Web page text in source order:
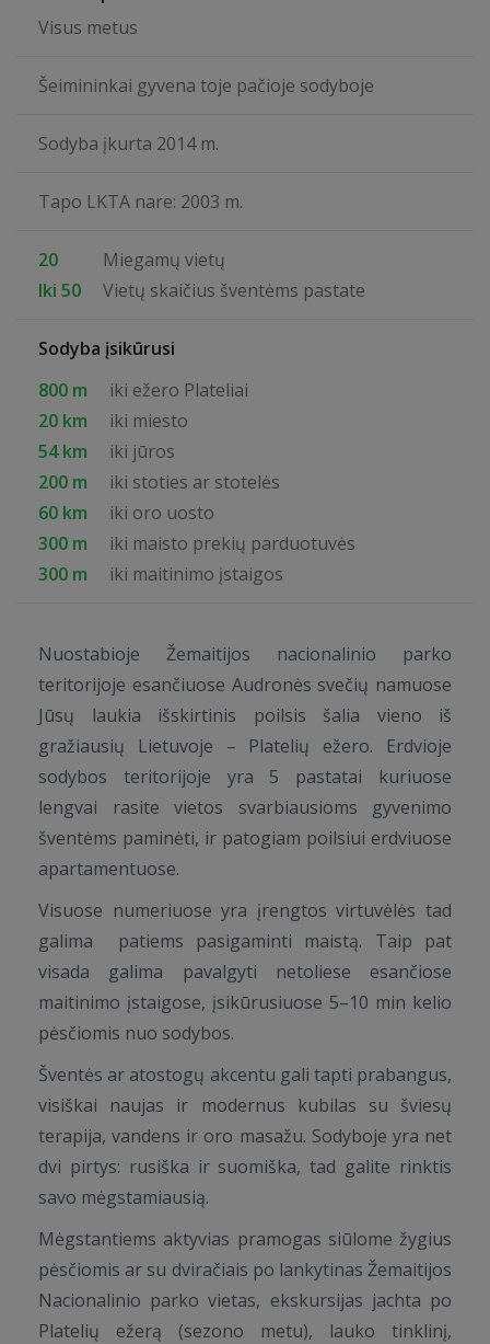
Visus metus
Šeimininkai gyvena toje pačioje sodyboje
Sodyba įkurta 2014 m.
Tapo LKTA nare: 2003 m.
20
Miegamų vietų
Iki 50
Vietų skaičius šventėms pastate
Sodyba įsikūrusi
800 m
iki ežero Plateliai
20 km
iki miesto
54 km
iki jūros
200 m
iki stoties ar stotelės
60 km
iki oro uosto
300 m
iki maisto prekių parduotuvės
300 m
iki maitinimo įstaigos
Nuostabioje Žemaitijos nacionalinio parko
teritorijoje esančiuose Audronės svečių namuose
Jūsų laukia išskirtinis poilsis šalia vieno iš
gražiausių Lietuvoje – Platelių ežero. Erdvioje
sodybos teritorijoje yra 5 pastatai kuriuose
lengvai rasite vietos svarbiausioms gyvenimo
šventėms paminėti, ir patogiam poilsiui erdviuose
apartamentuose.
Visuose numeriuose yra įrengtos virtuvėlės tad
galima patiems pasigaminti maistą. Taip pat
visada galima pavalgyti netoliese esančiose
maitinimo įstaigose, įsikūrusiuose 5–10 min kelio
pėsčiomis nuo sodybos.
Šventės ar atostogų akcentu gali tapti prabangus,
visiškai naujas ir modernus kubilas su šviesų
terapija, vandens ir oro masažu. Sodyboje yra net
dvi pirtys: rusiška ir suomiška, tad galite rinktis
savo mėgstamiausią.
Mėgstantiems aktyvias pramogas siūlome žygius
pėsčiomis ar su dviračiais po lankytinas Žemaitijos
Nacionalinio parko vietas, ekskursijas jachta po
Platelių ežerą (sezono metu), lauko tinklinį,